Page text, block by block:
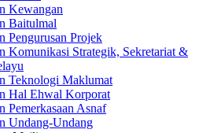
Kewangan
Baitulmal
Pengurusan Projek
Komunikasi Strategik, Sekretariat &
Teknologi Maklumat
Hal Ehwal Korporat
Pemerkasaan Asnaf
Undang-Undang